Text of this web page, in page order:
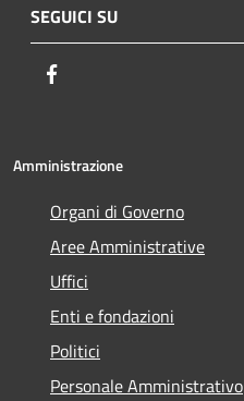
SEGUICI SU
Amministrazione
Organi di Governo
Aree Amministrative
Uffici
Enti e fondazioni
Politici
Personale Amministrativo